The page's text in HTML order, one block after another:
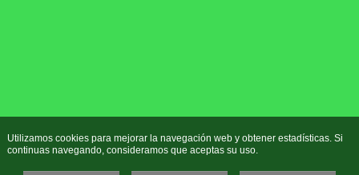
Utilizamos cookies para mejorar la navegación web y obtener estadísticas. Si
continuas navegando, consideramos que aceptas su uso.